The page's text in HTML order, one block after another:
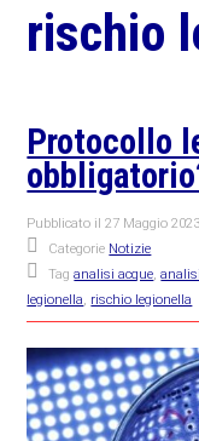
rischio
Protocollo
Pubblicato il27 Maggio 2023
Categorie Notizie
Taganalisi acque ,
legionella
rischio legionella